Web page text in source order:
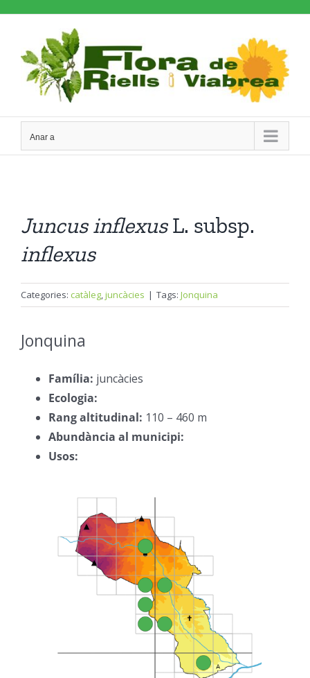
content
Anar a
Juncus inflexusL. subsp.
inflexus
Categories: catàleg,juncàcies | Tags: Jonquina
Jonquina
Família: juncàcies
Ecologia:
Rang altitudinal: 110 – 460 m
Abundància al municipi:
Usos: